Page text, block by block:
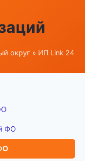
округ » ИП Link 24
ФО